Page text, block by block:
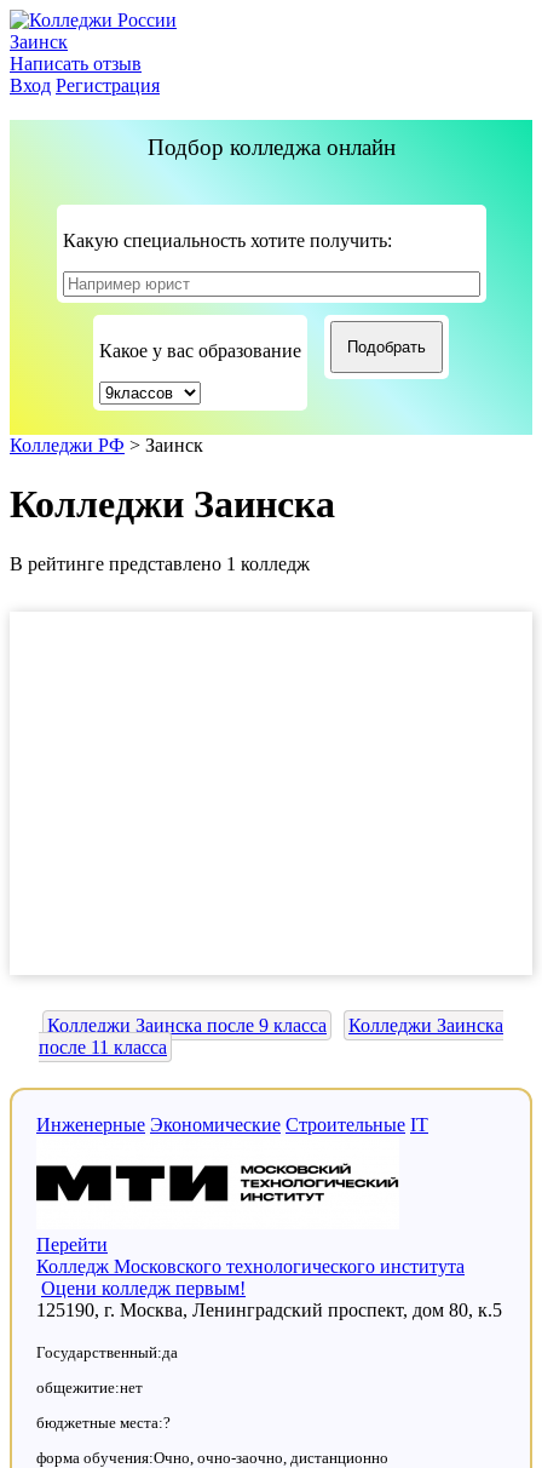
Заинск
Написать отзыв
Вход Регистрация
Подбор колледжа онлайн
Какую специальность хотите получить:
Какое у вас образование
Колледжи РФ > Заинск
Колледжи Заинска
В рейтинге представлено 1 колледж
Колледжи Заинска после 9 класса
Колледжи Заинска
после 11 класса
Инженерные Экономические Строительные IT
Перейти
Колледж Московского технологического института
Оцени колледж первым!
125190, г. Москва, Ленинградский проспект, дом 80, к.5
Государственный:да
общежитие:нет
бюджетные места:?
форма обучения:Очно, очно-заочно, дистанционно